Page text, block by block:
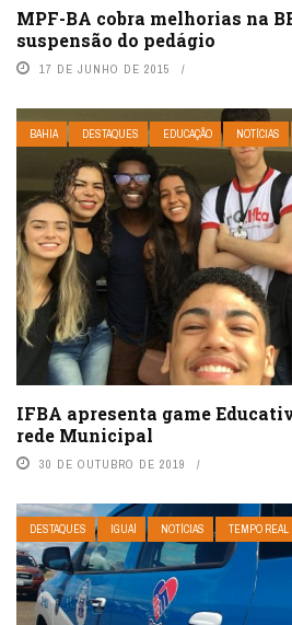
MPF-BA cobra melhorias na
suspensão do pedágio
17 DE JUNHO DE 2015
BAHIA DESTAQUES EDUCAÇÃO NOTÍCIAS
IFBA apresenta game
rede Municipal
30 DE OUTUBRO DE 2019
DESTAQUES IGUAÍ NOTÍCIAS TEMPO REAL